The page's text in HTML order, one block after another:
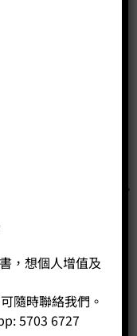
)
，想個人增值及
隨時聯絡我們。
5703 6727